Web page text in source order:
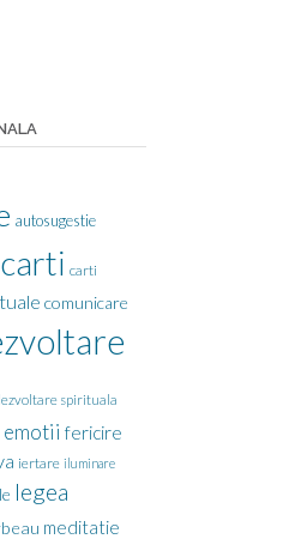
autosugestie
carti carti
comunicare
spirituala
emotii fericire
iertare iluminare
legea
meditatie